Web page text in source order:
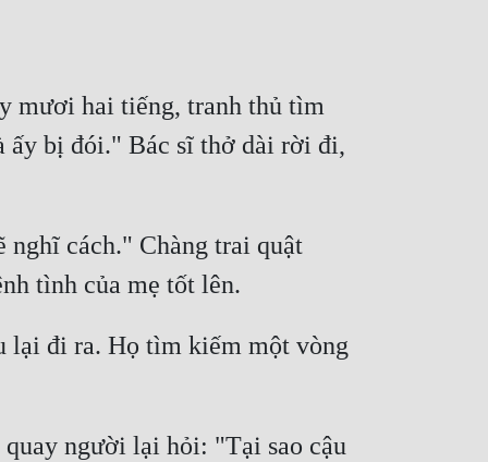
mươi hai tiếng, tranh thủ tìm
ấy bị đói." Bác sĩ thở dài rời đi,
nghĩ cách." Chàng trai quật
tình của mẹ tốt lên.
lại đi ra. Họ tìm kiếm một vòng
người lại hỏi: "Tại sao cậu